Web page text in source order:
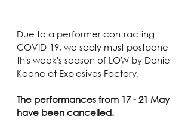
Due to a performer contracting
COVID-19, we sadly must postpone
this week's season of LOW by Daniel
Keene at Explosives Factory.
The performances from 17 - 21 May
have been cancelled.